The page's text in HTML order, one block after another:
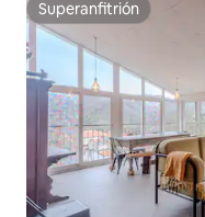
Superanfitrión
Superanfitrión